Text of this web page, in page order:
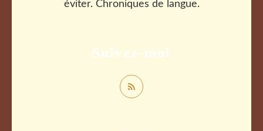
Suivez-moi
éviter. Chroniques de langue.